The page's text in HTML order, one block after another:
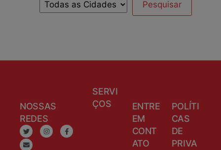
NOSSAS
REDES
SERVI
ÇOS
ENTRE
EM
CONT
ATO
POLÍTI
CAS
DE
PRIVA